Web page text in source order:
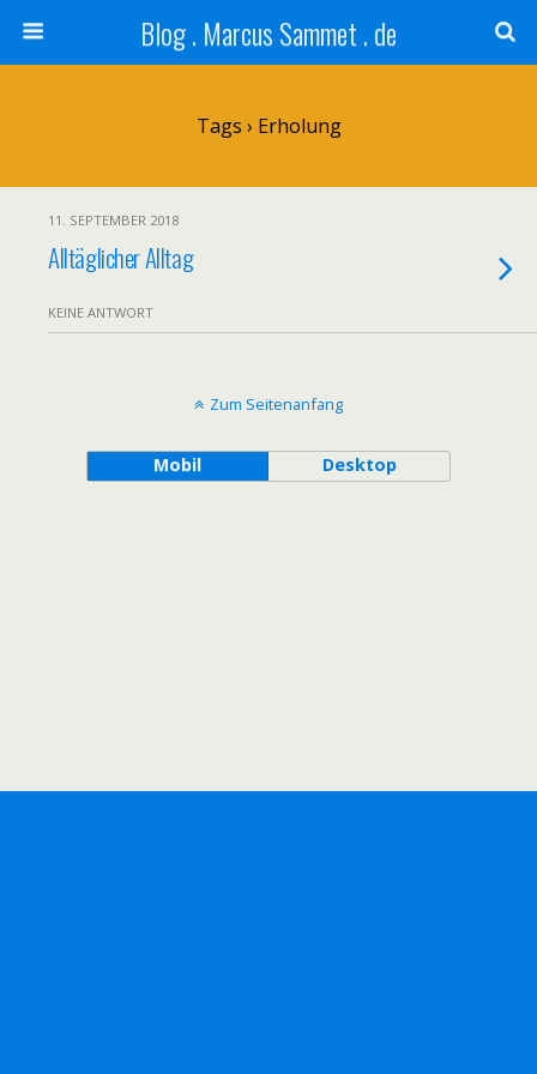
Blog . Marcus Sammet . de
Tags › Erholung
11. SEPTEMBER 2018
Alltäglicher Alltag
KEINE ANTWORT
Zum Seitenanfang
Mobil Desktop